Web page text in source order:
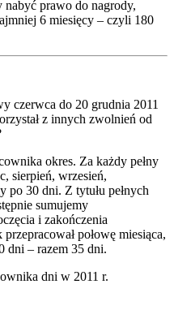
prawo do nagrody,
6 miesięcy – czyli 180
czerwca do 20 grudnia 2011
z innych zwolnień od
okres. Za każdy pełny
sierpień, wrzesień,
po 30 dni. Z tytułu pełnych
sumujemy
i zakończenia
połowę miesiąca,
dni – razem 35 dni.
dni w 2011 r.